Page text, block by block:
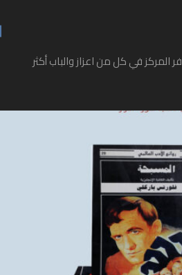
في كل من اعزاز والباب أكثر